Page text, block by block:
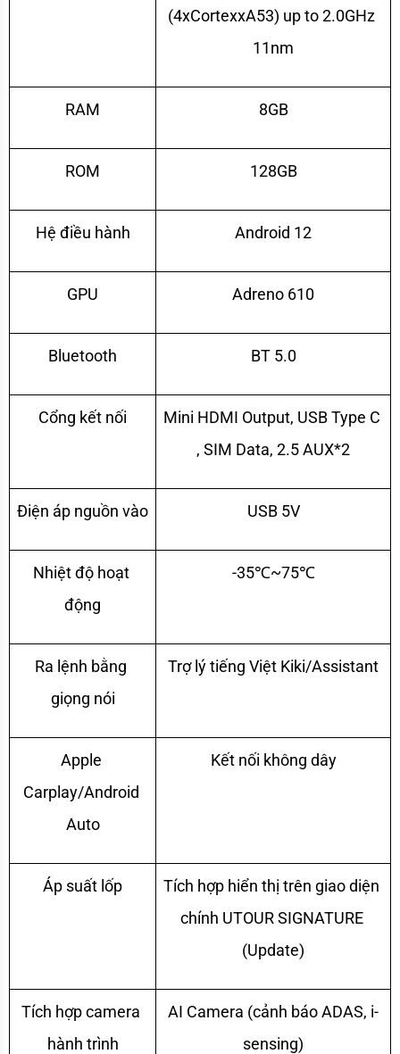
(4xCortexxA53) up to 2.0GHz
11nm
RAM 8GB
ROM 128GB
Hệ điều hành Android 12
GPU Adreno 610
Bluetooth BT 5.0
Cổng kết nối
Mini HDMI Output, USB Type C
, SIM Data, 2.5 AUX*2
Điện áp nguồn vào USB 5V
Nhiệt độ hoạt
động
-35℃~75℃
Ra lệnh bằng
giọng nói
Trợ lý tiếng Việt Kiki/Assistant
Apple
Carplay/Android
Auto
Kết nối không dây
Áp suất lốp
Tích hợp hiển thị trên giao diện
chính UTOUR SIGNATURE
(Update)
Tích hợp camera
hành trình
AI Camera (cảnh báo ADAS, i-
sensing)